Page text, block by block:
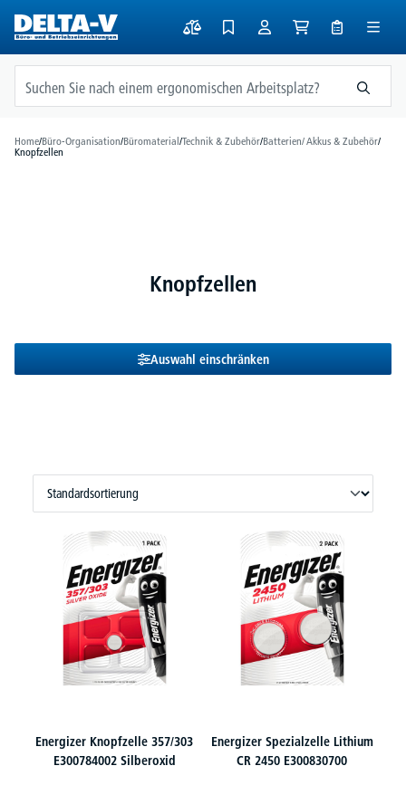
springen
Home/Büro-Organisation/Büromaterial/Technik & Zubehör/Batterien/ Akkus & Zubehör/
Knopfzellen
Knopfzellen
Auswahl einschränken
Energizer Knopfzelle 357/303
E300784002 Silberoxid
Energizer Spezialzelle Lithium
CR 2450 E300830700